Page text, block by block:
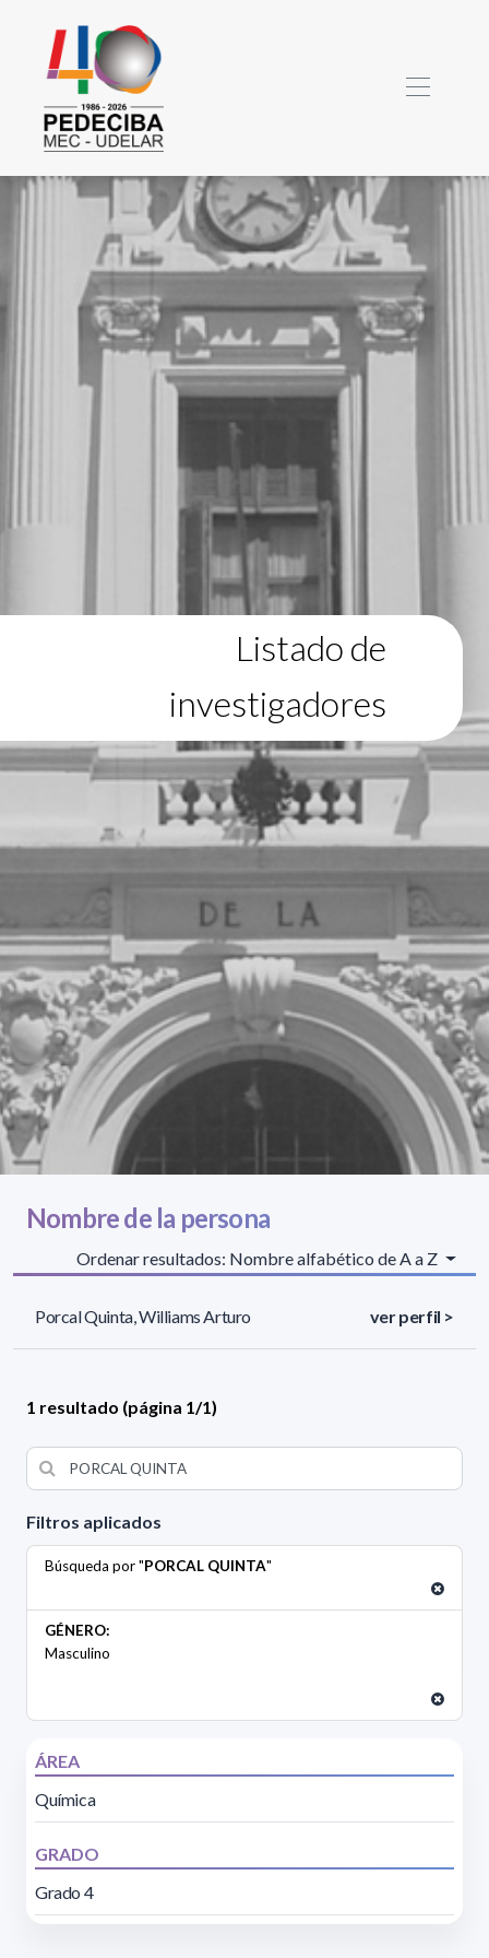
Listado de
investigadores
Filtros aplicados
Búsqueda por "PORCAL QUINTA"
GÉNERO:
Masculino
ÁREA
Química
GRADO
Grado 4
Nombre de la persona
Ordenar resultados: Nombre alfabético de A a Z
Porcal Quinta, Williams Arturo ver perfil >
1 resultado (página 1/1)